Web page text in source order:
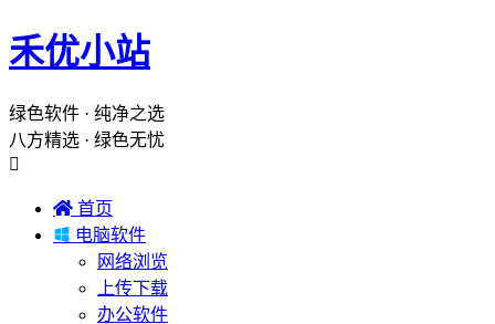
禾优小站
绿色软件 · 纯净之选
八方精选 · 绿色无忧

 首页
 电脑软件
网络浏览
上传下载
办公软件